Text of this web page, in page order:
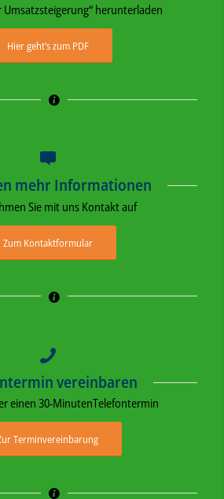
Umsatzsteigerung“ herunterladen
Hier geht’s zum PDF
mehr Informationen
Sie mit uns Kontakt auf
Zum Kontaktformular
vereinbaren
einen 30-MinutenTelefontermin
Terminvereinbarung